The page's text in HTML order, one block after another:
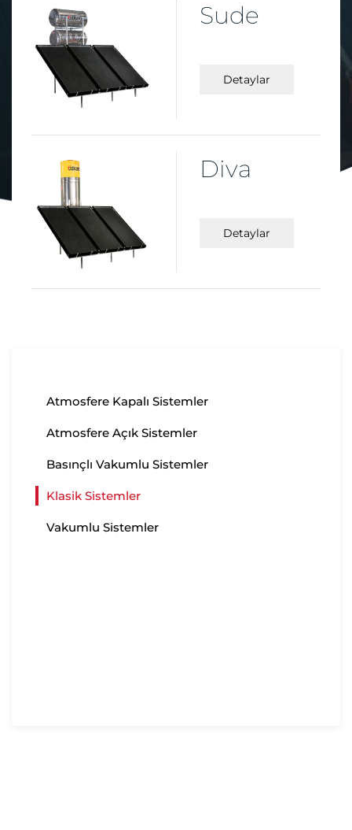
Atmosfere Kapalı Sistemler
Atmosfere Açık Sistemler
Basınçlı Vakumlu Sistemler
Klasik Sistemler
Vakumlu Sistemler
Sude
Detaylar
Diva
Detaylar